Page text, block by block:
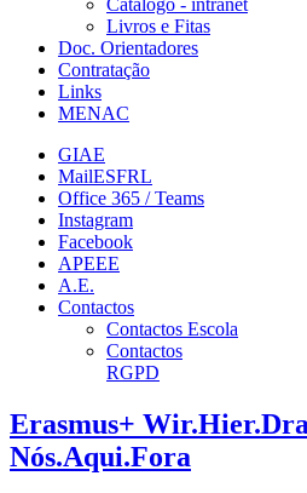
Catálogo - intranet
Livros e Fitas
Doc. Orientadores
Contratação
Links
MENAC
GIAE
MailESFRL
Office 365 / Teams
Instagram
Facebook
APEEE
A.E.
Contactos
Contactos Escola
Contactos
RGPD
Erasmus+
Nós.Aqui.Fora